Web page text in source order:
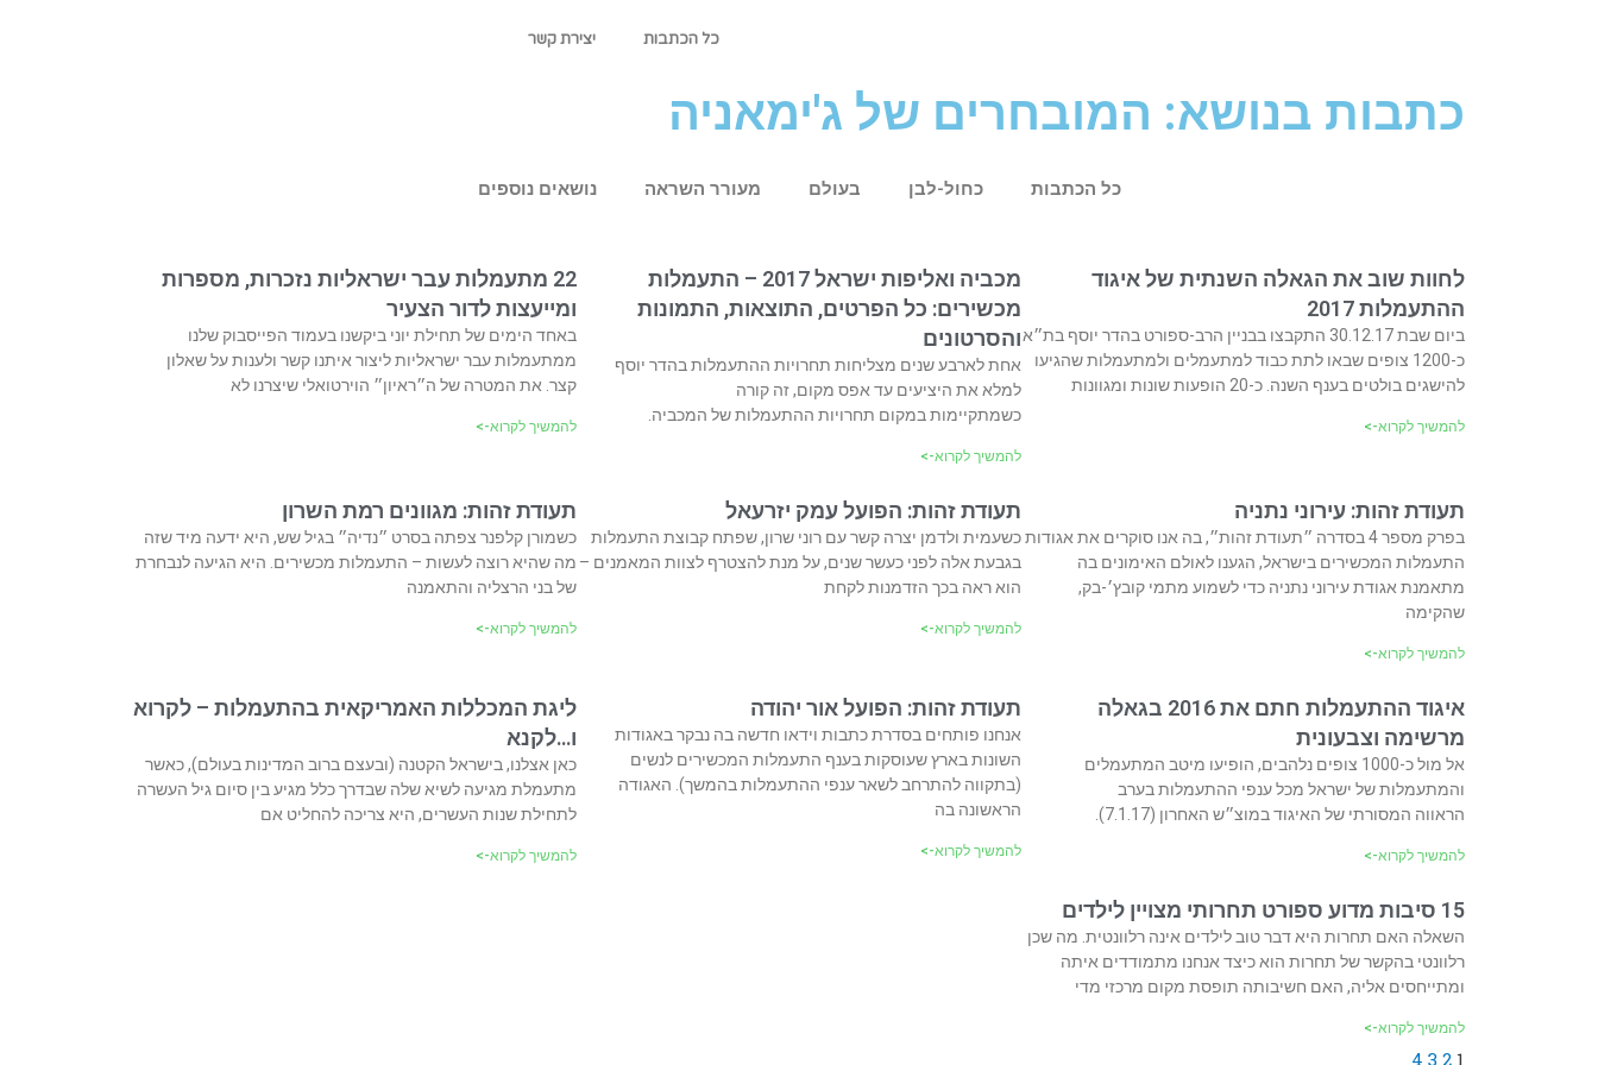
כל הכתבות יצירת קשר
כתבות בנושא: המובחרים של ג'ימאניה
כל הכתבות כחול-לבן בעולם מעורר השראה נושאים נוספים
לחוות שוב את הגאלה השנתית של איגוד
ההתעמלות 2017
ביום שבת 30.12.17 התקבצו בבניין הרב-ספורט בהדר יוסף בת״א
כ-1200 צופים שבאו לתת כבוד למתעמלים ולמתעמלות שהגיעו
להישגים בולטים בענף השנה. כ-20 הופעות שונות ומגוונות
להמשיך לקרוא->
מכביה ואליפות ישראל 2017 – התעמלות
מכשירים: כל הפרטים, התוצאות, התמונות
והסרטונים
אחת לארבע שנים מצליחות תחרויות ההתעמלות בהדר יוסף
למלא את היציעים עד אפס מקום, זה קורה
כשמתקיימות במקום תחרויות ההתעמלות של המכביה.
להמשיך לקרוא->
22 מתעמלות עבר ישראליות נזכרות, מספרות
ומייעצות לדור הצעיר
באחד הימים של תחילת יוני ביקשנו בעמוד הפייסבוק שלנו
ממתעמלות עבר ישראליות ליצור איתנו קשר ולענות על שאלון
קצר. את המטרה של ה״ראיון״ הוירטואלי שיצרנו לא
להמשיך לקרוא->
תעודת זהות: עירוני נתניה
בפרק מספר 4 בסדרה ״תעודת זהות״, בה אנו סוקרים את אגודות
התעמלות המכשירים בישראל, הגענו לאולם האימונים בה
מתאמנת אגודת עירוני נתניה כדי לשמוע מתמי קובץ׳-בק,
שהקימה
להמשיך לקרוא->
תעודת זהות: הפועל עמק יזרעאל
כשעמית ולדמן יצרה קשר עם רוני שרון, שפתח קבוצת התעמלות
בגבעת אלה לפני כעשר שנים, על מנת להצטרף לצוות המאמנים –
הוא ראה בכך הזדמנות לקחת
להמשיך לקרוא->
תעודת זהות: מגוונים רמת השרון
כשמורן קלפנר צפתה בסרט ״נדיה״ בגיל שש, היא ידעה מיד שזה
מה שהיא רוצה לעשות – התעמלות מכשירים. היא הגיעה לנבחרת
של בני הרצליה והתאמנה
להמשיך לקרוא->
איגוד ההתעמלות חתם את 2016 בגאלה
מרשימה וצבעונית
אל מול כ-1000 צופים נלהבים, הופיעו מיטב המתעמלים
והמתעמלות של ישראל מכל ענפי ההתעמלות בערב
הראווה המסורתי של האיגוד במוצ״ש האחרון (7.1.17).
להמשיך לקרוא->
תעודת זהות: הפועל אור יהודה
אנחנו פותחים בסדרת כתבות וידאו חדשה בה נבקר באגודות
השונות בארץ שעוסקות בענף התעמלות המכשירים לנשים
(בתקווה להתרחב לשאר ענפי ההתעמלות בהמשך). האגודה
הראשונה בה
להמשיך לקרוא->
ליגת המכללות האמריקאית בהתעמלות – לקרוא
ו…לקנא
כאן אצלנו, בישראל הקטנה (ובעצם ברוב המדינות בעולם), כאשר
מתעמלת מגיעה לשיא שלה שבדרך כלל מגיע בין סיום גיל העשרה
לתחילת שנות העשרים, היא צריכה להחליט אם
להמשיך לקרוא->
15 סיבות מדוע ספורט תחרותי מצויין לילדים
השאלה האם תחרות היא דבר טוב לילדים אינה רלוונטית. מה שכן
רלוונטי בהקשר של תחרות הוא כיצד אנחנו מתמודדים איתה
ומתייחסים אליה, האם חשיבותה תופסת מקום מרכזי מדי
להמשיך לקרוא->
1
2
3
4